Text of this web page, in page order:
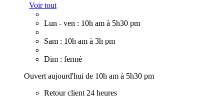
Voir tout
Lun - ven : 10h am à 5h30 pm
Sam : 10h am à 3h pm
Dim : fermé
Ouvert aujourd'hui de 10h am à 5h30 pm
Retour client 24 heures